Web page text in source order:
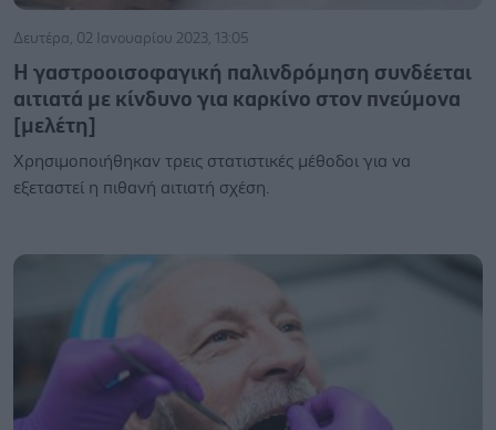
Δευτέρα, 02 Ιανουαρίου 2023, 13:05
Η γαστροοισοφαγική παλινδρόμηση συνδέεται
αιτιατά με κίνδυνο για καρκίνο στον πνεύμονα
[μελέτη]
Χρησιμοποιήθηκαν τρεις στατιστικές μέθοδοι για να
εξεταστεί η πιθανή αιτιατή σχέση.